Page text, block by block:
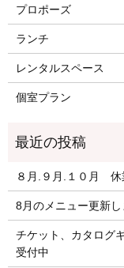
プロポーズ
ランチ
レンタルスペース
個室プラン
８月.９月.１０月 休
8月のメニュー更新し
チケット、カタログ
受付中